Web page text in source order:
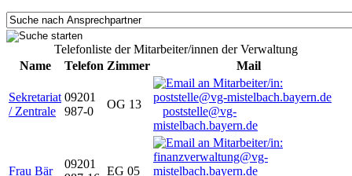
Telefonliste der Mitarbeiter/innen der Verwaltung
Name
Telefon Zimmer Mail
Sekretariat
/ Zentrale
09201
987-0
OG 13
poststelle@vg-
mistelbach.bayern.de
Frau Bär
09201
EG 05